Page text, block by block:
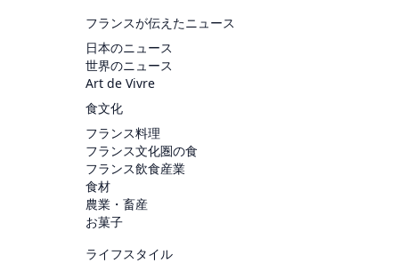
フランスが伝えたニュース
日本のニュース
世界のニュース
Art de Vivre
食文化
フランス料理
フランス文化圏の食
フランス飲食産業
食材
農業・畜産
お菓子
ライフスタイル